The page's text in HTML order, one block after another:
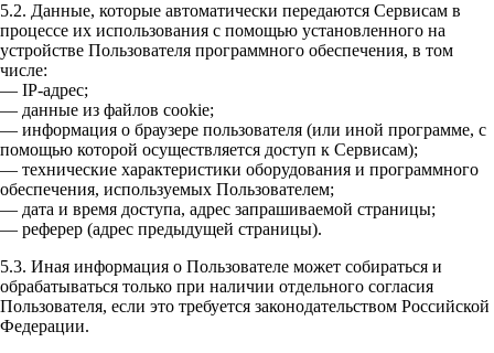
5.2. Данные, которые автоматически передаются Сервисам в
процессе их использования с помощью установленного на
устройстве Пользователя программного обеспечения, в том
числе:
— IP-адрес;
— данные из файлов cookie;
— информация о браузере пользователя (или иной программе, с
помощью которой осуществляется доступ к Сервисам);
— технические характеристики оборудования и программного
обеспечения, используемых Пользователем;
— дата и время доступа, адрес запрашиваемой страницы;
— реферер (адрес предыдущей страницы).
5.3. Иная информация о Пользователе может собираться и
обрабатываться только при наличии отдельного согласия
Пользователя, если это требуется законодательством Российской
Федерации.